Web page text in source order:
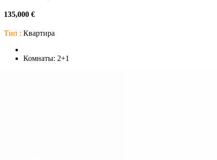
135,000 €
Тип : Квартира
Комнаты: 2+1